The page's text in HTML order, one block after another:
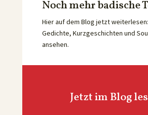
Noch mehr badische
Hier auf dem Blog jetzt
Gedichte, Kurzgeschichten und
ansehen.
Jetzt im Blog